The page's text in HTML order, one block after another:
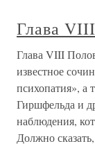
Глава
Глава VIII
известное
психопатия», а
Гиршфельда и
наблюдения,
Должно